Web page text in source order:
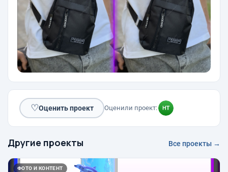
♡Оценить проект Оценили проект:
Другие проекты Все проекты →
ФОТО И КОНТЕНТ